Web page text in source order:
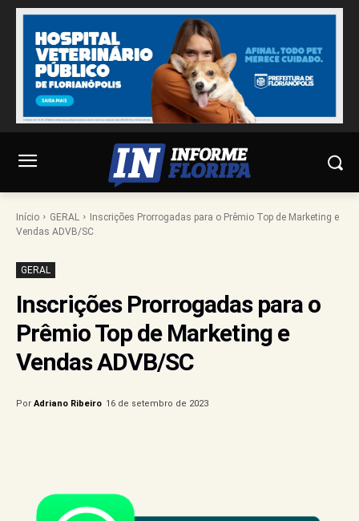
Início GERAL
Inscrições Prorrogadas para o Prêmio Top de Marketing e
Vendas ADVB/SC
GERAL
Inscrições Prorrogadas para o
Prêmio Top de Marketing e
Vendas ADVB/SC
Por Adriano Ribeiro 16 de setembro de 2023